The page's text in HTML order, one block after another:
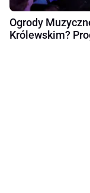
Ogrody
Królewskim?